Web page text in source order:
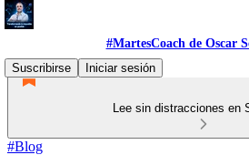
#MartesCoach de Oscar
Suscribirse
Iniciar sesión
Lee sin distracciones en
#Blog